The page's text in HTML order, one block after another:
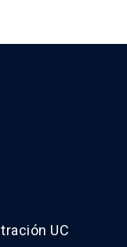
UC